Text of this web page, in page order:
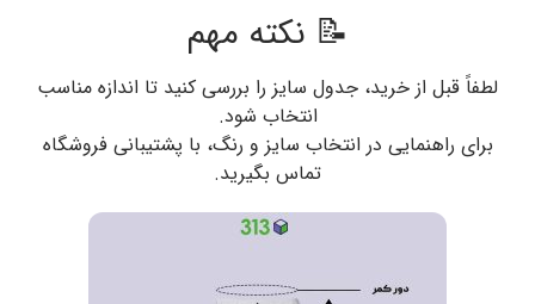
📝 نکته مهم
لطفاً قبل از خرید، جدول سایز را بررسی کنید تا اندازه مناسب
انتخاب شود.
برای راهنمایی در انتخاب سایز و رنگ، با پشتیبانی فروشگاه
تماس بگیرید.